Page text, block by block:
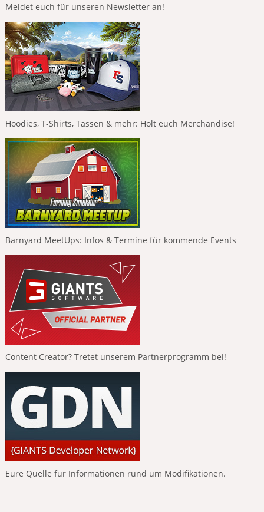
Meldet euch für unseren Newsletter an!
Hoodies, T-Shirts, Tassen & mehr: Holt euch Merchandise!
Barnyard MeetUps: Infos & Termine für kommende Events
Content Creator? Tretet unserem Partnerprogramm bei!
Eure Quelle für Informationen rund um Modifikationen.